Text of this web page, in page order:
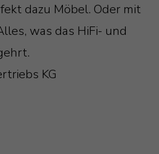
dazu Möbel. Oder mit
was das HiFi- und
KG